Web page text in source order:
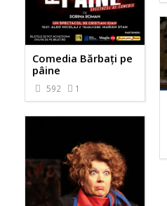
Comedia Bărbaţi pe
pâine
592 1